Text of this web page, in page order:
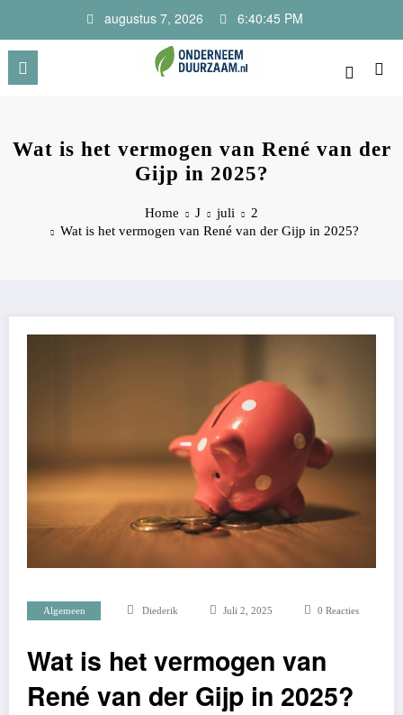
de
inhoud
augustus 7, 2026 6:40:46 PM
Wat is het vermogen van René van der
Gijp in 2025?
Home J juli
2
Wat is het vermogen van René van der Gijp in 2025?
Algemeen Diederik Juli 2, 2025 0 Reacties
Wat is het vermogen van
René van der Gijp in 2025?